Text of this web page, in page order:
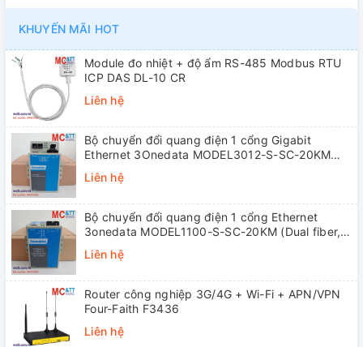
KHUYẾN MÃI HOT
Module đo nhiệt + độ ẩm RS-485 Modbus RTU
ICP DAS DL-10 CR
Liên hệ
Bộ chuyển đổi quang điện 1 cổng Gigabit
Ethernet 3Onedata MODEL3012-S-SC-20KM
Liên hệ
Bộ chuyển đổi quang điện 1 cổng Ethernet
3onedata MODEL1100-S-SC-20KM (Dual fiber,
Liên hệ
Router công nghiệp 3G/4G + Wi-Fi + APN/VPN
Four-Faith F3436
Liên hệ